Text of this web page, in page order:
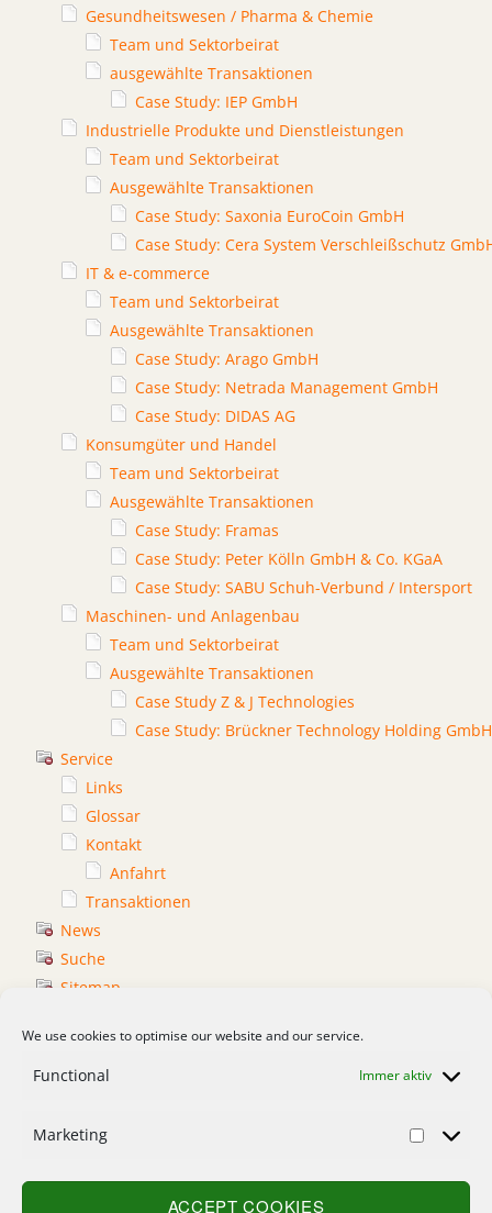
We use cookies to optimise our website and our service.
Functional Immer aktiv
Marketing
ACCEPT COOKIES
Gesundheitswesen / Pharma & Chemie
Team und Sektorbeirat
ausgewählte Transaktionen
Case Study: IEP GmbH
Industrielle Produkte und Dienstleistungen
Team und Sektorbeirat
Ausgewählte Transaktionen
Case Study: Saxonia EuroCoin GmbH
Case Study: Cera System Verschleißschutz
IT & e-commerce
Team und Sektorbeirat
Ausgewählte Transaktionen
Case Study: Arago GmbH
Case Study: Netrada Management GmbH
Case Study: DIDAS AG
Konsumgüter und Handel
Team und Sektorbeirat
Ausgewählte Transaktionen
Case Study: Framas
Case Study: Peter Kölln GmbH & Co. KGaA
Case Study: SABU Schuh-Verbund / Intersport
Maschinen- und Anlagenbau
Team und Sektorbeirat
Ausgewählte Transaktionen
Case Study Z & J Technologies
Case Study: Brückner Technology Holding GmbH
Service
Links
Glossar
Kontakt
Anfahrt
Transaktionen
News
Suche
Sitemap
Datenschutzerklärung